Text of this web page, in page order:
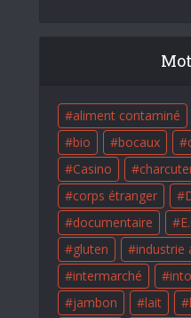
aliment contaminé
bio
bocaux
Casino
corps étranger
documentaire
gluten
industrie
intermarché
jambon
lait